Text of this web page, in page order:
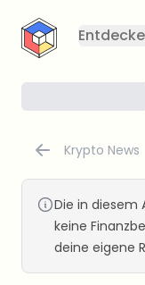
CryptoTicker
Krypto News
Die in diesem
keine
deine eigene